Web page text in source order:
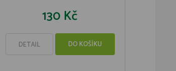
130 Kč
DETAIL DO KOŠÍKU